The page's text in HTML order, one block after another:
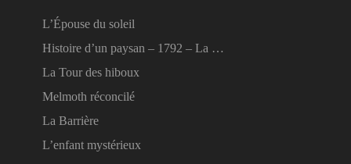
L’Épouse du soleil
Histoire d’un paysan – 1792 – La …
La Tour des hiboux
Melmoth réconcilé
La Barrière
L’enfant mystérieux